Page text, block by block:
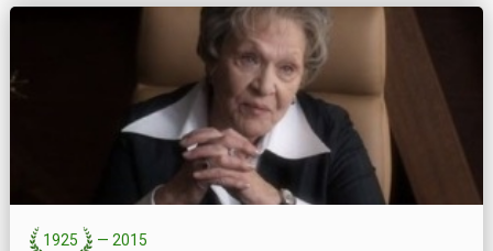
1925 — 2015